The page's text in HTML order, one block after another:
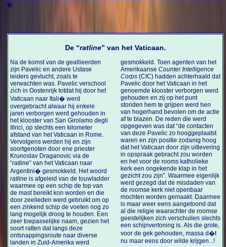
�
De “ratline” van het Vaticaan.
Na de komst van de geallieerden
zijn Pavelic en andere Ustase
leiders gevlucht, zoals te
verwachten was. Pavelic verschool
zich in Oostenrijk totdat hij door het
Vaticaan naar Itali� werd
overgebracht alwaar hij enkele
jaren verborgen werd gehouden in
het klooster van San Girolamo degli
Illrici, op slechts een kilometer
afstand van het Vaticaan in Rome.
Vervolgens werden hij en zijn
soortgenoten door ene priester
Krunoslav Draganovic via de
“ratline” van het Vaticaan naar
Argentini� gesmokkeld. Het woord
ratline is afgeleid van de touwladder
waarmee op een schip de top van
de mast bereikt kon worden en die
door zeelieden werd gebruikt om op
een zinkend schip de voeten nog zo
lang mogelijk droog te houden. Een
zeer toepasselijke naam, gezien het
soort ratten dat langs deze
ontsnappingsroute naar diverse
landen in Zuid-Amerika werd
gesmokkeld. Toen agenten van het
Amerikaanse Counter Intelligence
Corps(CIC) hadden achterhaald dat
Pavelic door het Vaticaan in het
genoemde klooster verborgen werd
gehouden en zij op het punt
stonden hem te grijpen werd hen
van hogerhand bevolen om de actie
af te blazen. De reden die werd
opgegeven was dat “de contacten
van deze Pavelic zo hooggeplaatst
waren en zijn positie zodanig hoog
dat het Vaticaan door zijn uitlevering
in opspraak gebracht zou worden
en het voor de rooms katholieke
kerk een ongekende klap in het
gezicht zou zijn”. Waarmee eigenlijk
werd gezegd dat de misdaden van
de roomse kerk niet openbaar
mochten worden gemaakt. Daarmee
is maar weer eens aangetoond dat
al die religie waarachter de roomse
geestelijken zich verschuilen slechts
een schijnvertoning is. Als die grote,
voor de gek gehouden, massa d�t
nu maar eens door wilde krijgen...!